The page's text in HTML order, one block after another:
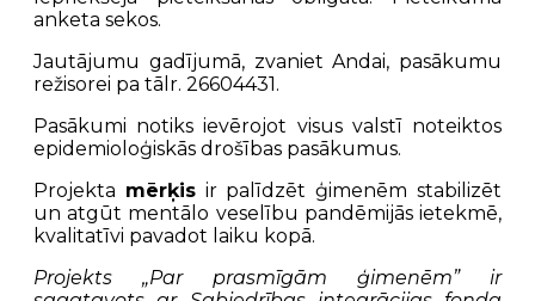
anketa sekos.
Jautājumu gadījumā, zvaniet Andai, pasākumu
režisorei pa tālr. 26604431.
Pasākumi notiks ievērojot visus valstī noteiktos
epidemioloģiskās drošības pasākumus.
Projekta mērķisir palīdzēt ģimenēm stabilizēt
un atgūt mentālo veselību pandēmijās ietekmē,
kvalitatīvi pavadot laiku kopā.
Projekts „Par prasmīgām ģimenēm” ir